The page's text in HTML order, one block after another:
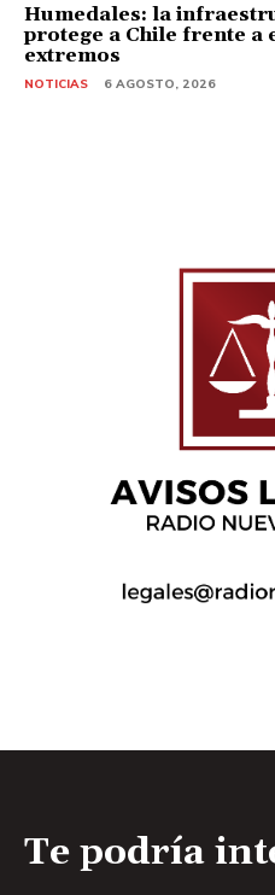
Humedales: la
protege a Chile frente a
extremos
NOTICIAS 6 AGOSTO, 2026
Te podría